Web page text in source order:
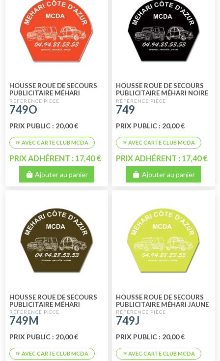
HOUSSE ROUE DE SECOURS
PUBLICITAIRE MÉHARI
ORANGE
749O
PRIX PUBLIC : 20,00 €
PRIX ADHÉRENT : 17,40 €
Ajouter au panier
HOUSSE ROUE DE SECOURS
PUBLICITAIRE MÉHARI NOIRE
749
PRIX PUBLIC : 20,00 €
PRIX ADHÉRENT : 17,40 €
Ajouter au panier
HOUSSE ROUE DE SECOURS
PUBLICITAIRE MÉHARI
MARRON
749M
PRIX PUBLIC : 20,00 €
HOUSSE ROUE DE SECOURS
PUBLICITAIRE MÉHARI JAUNE
749J
PRIX PUBLIC : 20,00 €